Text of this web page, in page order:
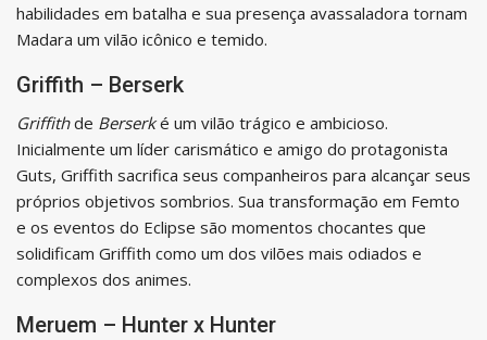
habilidades em batalha e sua presença avassaladora tornam
Madara um vilão icônico e temido.
Griffith – Berserk
Griffithde Berserké um vilão trágico e ambicioso.
Inicialmente um líder carismático e amigo do protagonista
Guts, Griffith sacrifica seus companheiros para alcançar seus
próprios objetivos sombrios. Sua transformação em Femto
e os eventos do Eclipse são momentos chocantes que
solidificam Griffith como um dos vilões mais odiados e
complexos dos animes.
Meruem – Hunter x Hunter